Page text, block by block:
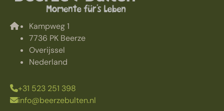
Kampweg 1
7736 PK Beerze
Overijssel
Nederland
+31 523 251 398
info@beerzebulten.nl